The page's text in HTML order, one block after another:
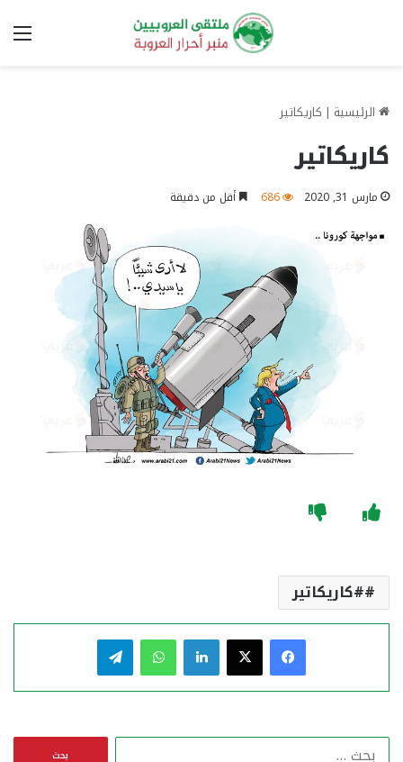
الرئيسية | كاريكاتير
كاريكاتير
مارس 31, 2020 686 أقل من دقيقة
#كاريكاتير
فيسبوك لينكدإن واتساب